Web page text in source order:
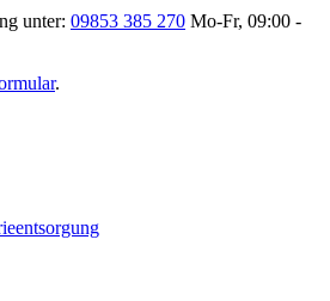
unter: 09853 385 270 Mo-Fr, 09:00 -
.